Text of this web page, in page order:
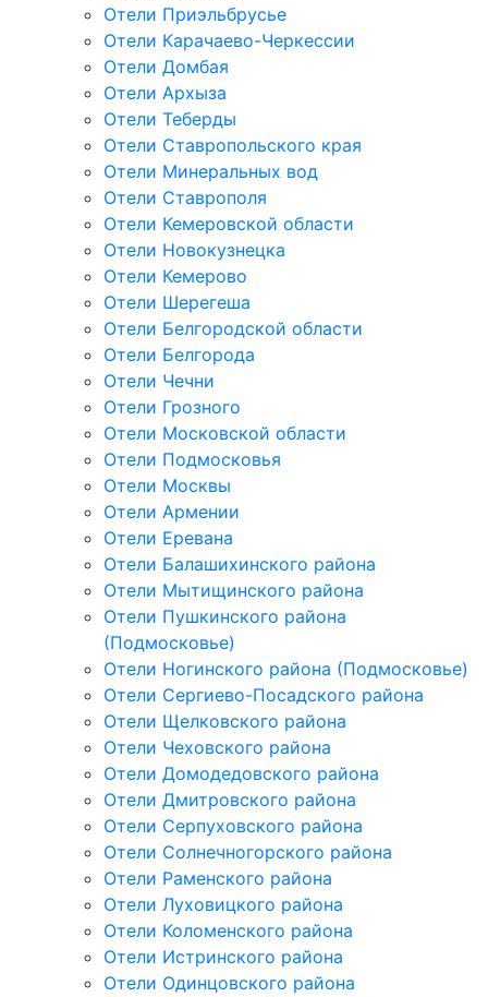
Отели Приэльбрусье
Отели Карачаево-Черкессии
Отели Домбая
Отели Архыза
Отели Теберды
Отели Ставропольского края
Отели Минеральных вод
Отели Ставрополя
Отели Кемеровской области
Отели Новокузнецка
Отели Кемерово
Отели Шерегеша
Отели Белгородской области
Отели Белгорода
Отели Чечни
Отели Грозного
Отели Московской области
Отели Подмосковья
Отели Москвы
Отели Армении
Отели Еревана
Отели Балашихинского района
Отели Мытищинского района
Отели Пушкинского района
(Подмосковье)
Отели Ногинского района (Подмосковье)
Отели Сергиево-Посадского района
Отели Щелковского района
Отели Чеховского района
Отели Домодедовского района
Отели Дмитровского района
Отели Серпуховского района
Отели Солнечногорского района
Отели Раменского района
Отели Луховицкого района
Отели Коломенского района
Отели Истринского района
Отели Одинцовского района